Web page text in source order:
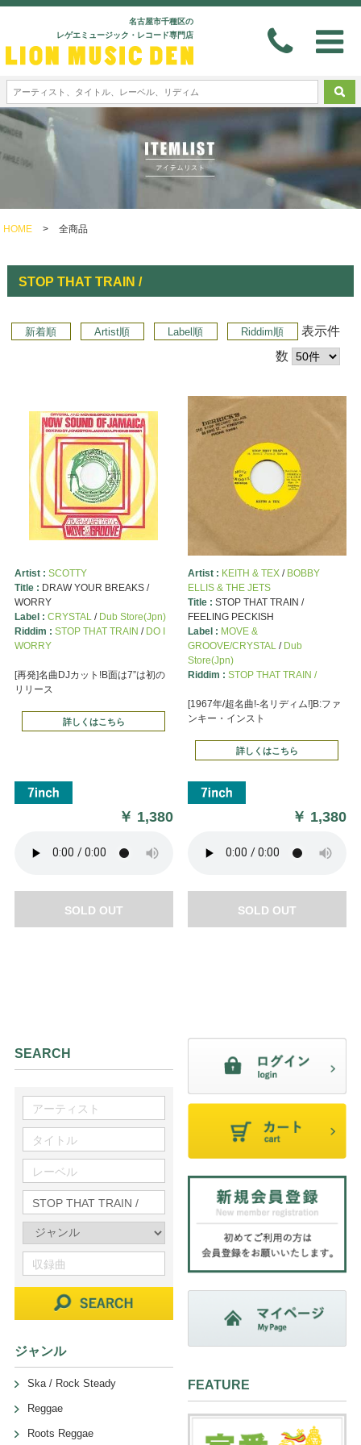
名古屋市千種区の
レゲエミュージック・レコード専門店
HOME > 全商品
STOP THAT TRAIN /
新着順 Artist順 Label順 Riddim順
表示件
数
Artist : SCOTTY
Title : DRAW YOUR BREAKS /
WORRY
Label : CRYSTAL/ Dub Store(Jpn)
Riddim : STOP THAT TRAIN / DO I
WORRY
[再発]名曲DJカット!B面は7”は初の
リリース
詳しくはこちら
￥ 1,380
SOLD OUT
Artist : KEITH & TEX/ BOBBY
ELLIS & THE JETS
Title : STOP THAT TRAIN /
FEELING PECKISH
Label : MOVE &
GROOVE/CRYSTAL/ Dub
Store(Jpn)
Riddim : STOP THAT TRAIN /
[1967年/超名曲!-名リディム!]B:ファ
ンキー・インスト
詳しくはこちら
￥ 1,380
SOLD OUT
SEARCH
ジャンル
Ska / Rock Steady
Reggae
Roots Reggae
FEATURE